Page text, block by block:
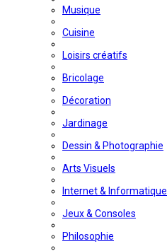
Musique
Cuisine
Loisirs créatifs
Bricolage
Décoration
Jardinage
Dessin & Photographie
Arts Visuels
Internet & Informatique
Jeux & Consoles
Philosophie